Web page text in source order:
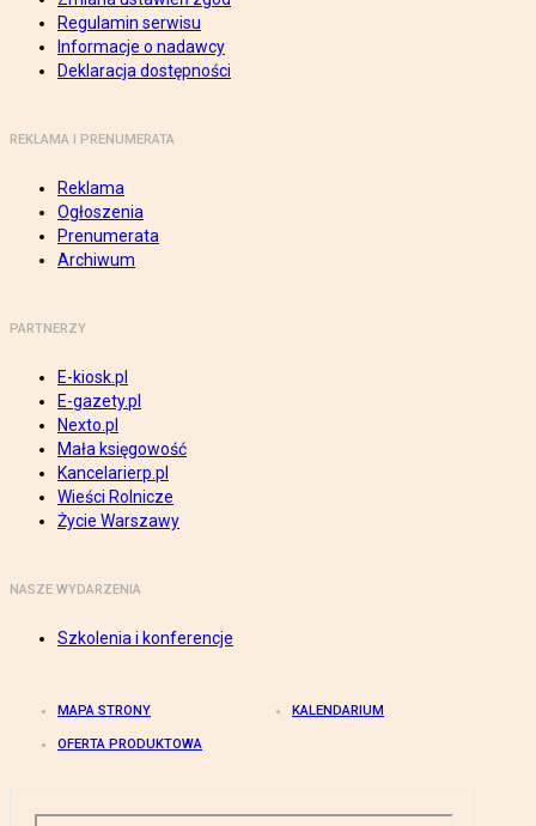
Regulamin serwisu
Informacje o nadawcy
Deklaracja dostępności
REKLAMA I PRENUMERATA
Reklama
Ogłoszenia
Prenumerata
Archiwum
PARTNERZY
E-kiosk.pl
E-gazety.pl
Nexto.pl
Mała księgowość
Kancelarierp.pl
Wieści Rolnicze
Życie Warszawy
NASZE WYDARZENIA
Szkolenia i konferencje
MAPA STRONY KALENDARIUM
OFERTA PRODUKTOWA